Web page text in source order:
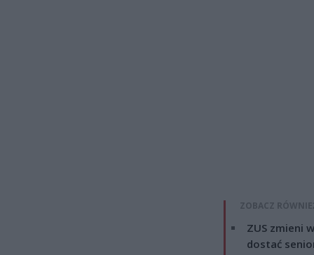
ZOBACZ
ZUS zmieni
dostać